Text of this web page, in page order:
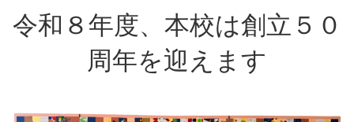
令和８年度、本校は創立５０
周年を迎えます
p